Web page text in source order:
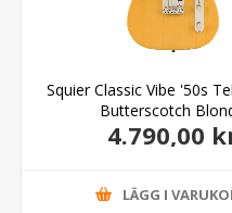
Squier Classic Vibe '50s
Butterscotch
4.790,00
LÄGG I